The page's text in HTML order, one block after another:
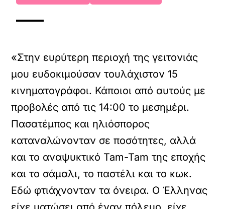
«Στην ευρύτερη περιοχή της γειτονιάς
μου ευδοκιμούσαν τουλάχιστον 15
κινηματογράφοι. Κάποιοι από αυτούς με
προβολές από τις 14:00 το μεσημέρι.
Πασατέμπος και ηλιόσπορος
καταναλώνονταν σε ποσότητες, αλλά
και το αναψυκτικό Tam-Tam της εποχής
και το σάμαλι, το παστέλι και το κωκ.
Εδώ φτιάχνονταν τα όνειρα. Ο Έλληνας